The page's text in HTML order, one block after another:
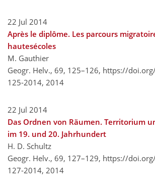
22 Jul 2014
Après le diplôme. Les parcours
hautesécoles
M. Gauthier
Geogr. Helv., 69, 125–126, https://
125-2014, 2014
22 Jul 2014
Das Ordnen von Räumen. Territorium
im 19. und 20. Jahrhundert
H. D. Schultz
Geogr. Helv., 69, 127–129, https://
127-2014, 2014